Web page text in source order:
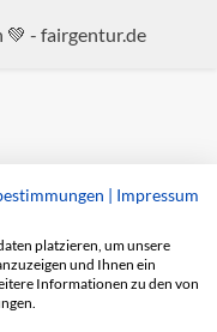
💚 - fairgentur.de
| Impressum
platzieren, um unsere
und Ihnen ein
Informationen zu den von